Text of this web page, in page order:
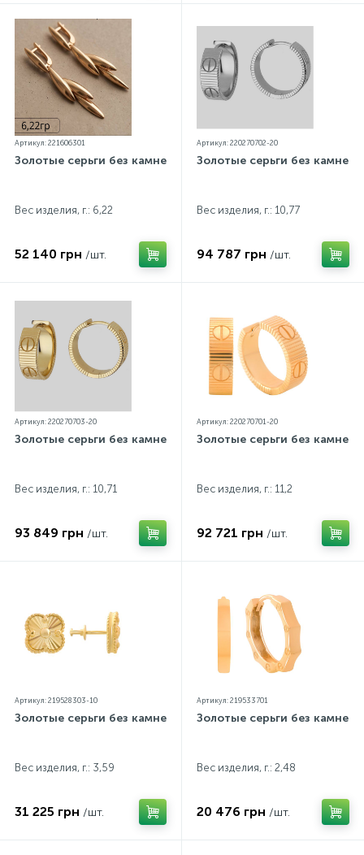
Артикул: 221606301
Золотые серьги без камней
Вес изделия, г.: 6,22
52 140 грн /шт.
Артикул: 220270702-20
Золотые серьги без камней
Вес изделия, г.: 10,77
94 787 грн /шт.
Артикул: 220270703-20
Золотые серьги без камней
Вес изделия, г.: 10,71
93 849 грн /шт.
Артикул: 220270701-20
Золотые серьги без камней
Вес изделия, г.: 11,2
92 721 грн /шт.
Артикул: 219528303-10
Золотые серьги без камней
Вес изделия, г.: 3,59
31 225 грн /шт.
Артикул: 219533701
Золотые серьги без камней
Вес изделия, г.: 2,48
20 476 грн /шт.